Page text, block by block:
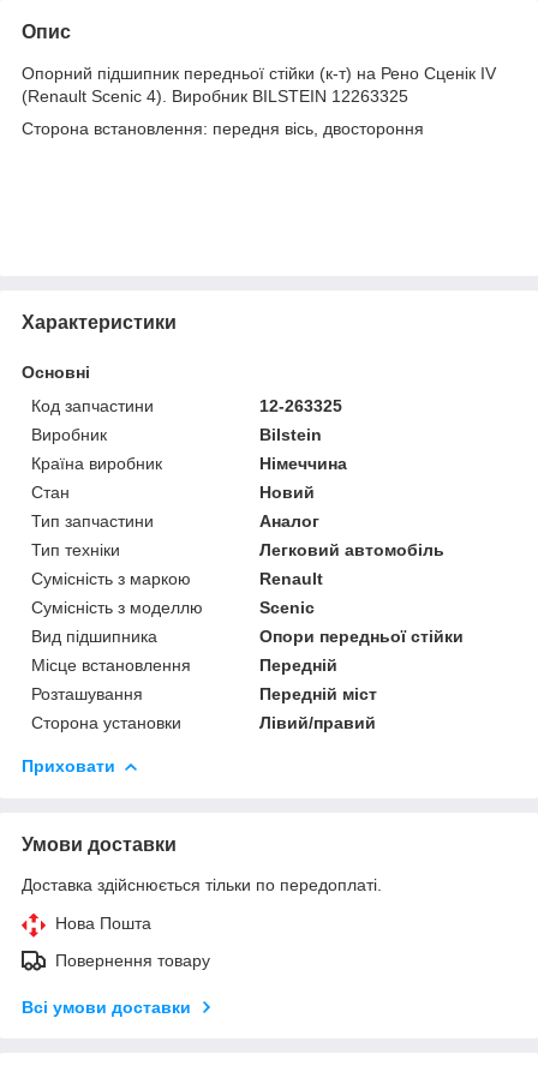
Опис
Опорний підшипник передньої стійки (к-т) на Рено Сценік IV
(Renault Scenic 4). Виробник BILSTEIN 12263325
Сторона встановлення: передня вісь, двостороння
Характеристики
Основні
Код запчастини
12-263325
Виробник
Bilstein
Країна виробник
Німеччина
Стан
Новий
Тип запчастини
Аналог
Тип техніки
Легковий автомобіль
Сумісність з маркою
Renault
Сумісність з моделлю
Scenic
Вид підшипника
Опори передньої стійки
Місце встановлення
Передній
Розташування
Передній міст
Сторона установки
Лівий/правий
Приховати
Умови доставки
Доставка здійснюється тільки по передоплаті.
Нова Пошта
Повернення товару
Всі умови доставки